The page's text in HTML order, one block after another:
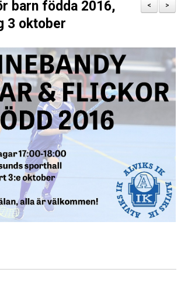
>
<
barn födda 2016,
3 oktober